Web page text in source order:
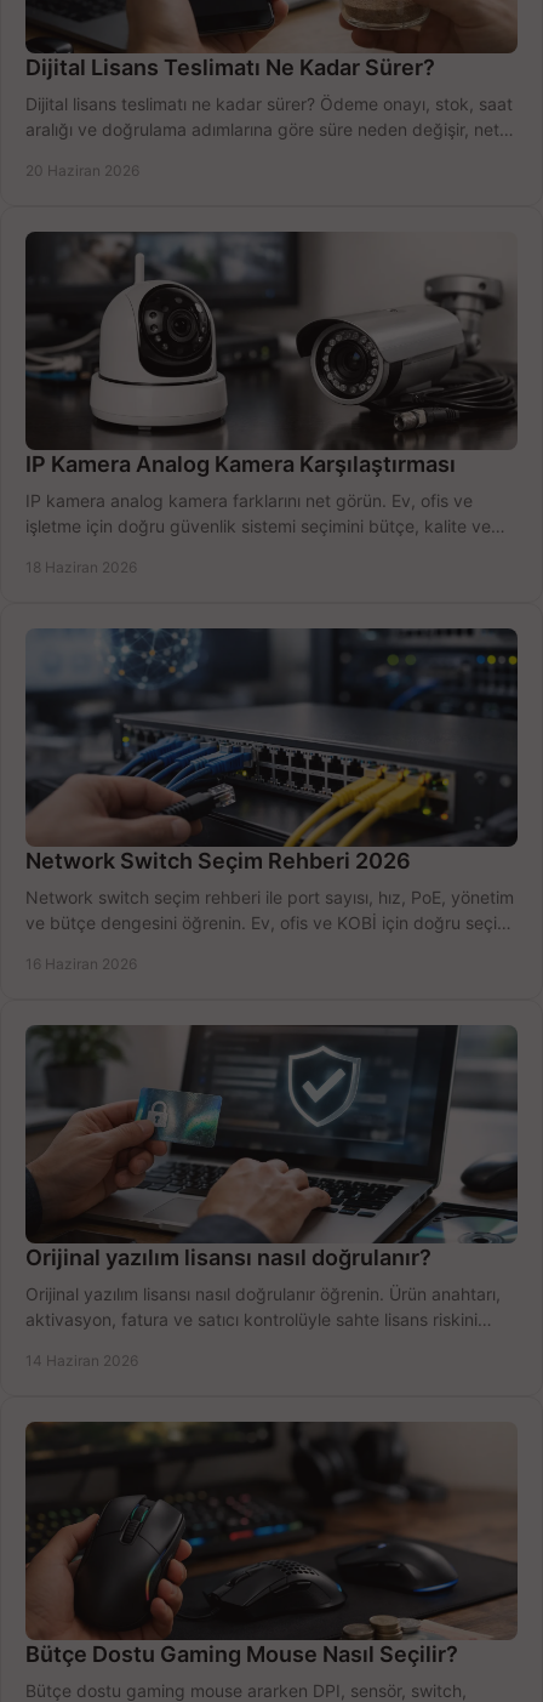
Dijital Lisans Teslimatı Ne Kadar Sürer?
Dijital lisans teslimatı ne kadar sürer? Ödeme onayı, stok, saat
aralığı ve doğrulama adımlarına göre süre neden değişir, net
20 Haziran 2026
IP Kamera Analog Kamera Karşılaştırması
IP kamera analog kamera farklarını net görün. Ev, ofis ve
işletme için doğru güvenlik sistemi seçimini bütçe, kalite ve
18 Haziran 2026
Network Switch Seçim Rehberi 2026
Network switch seçim rehberi ile port sayısı, hız, PoE, yönetim
ve bütçe dengesini öğrenin. Ev, ofis ve KOBİ için doğru seçimi
16 Haziran 2026
Orijinal yazılım lisansı nasıl doğrulanır?
Orijinal yazılım lisansı nasıl doğrulanır öğrenin. Ürün anahtarı,
aktivasyon, fatura ve satıcı kontrolüyle sahte lisans riskini
14 Haziran 2026
Bütçe Dostu Gaming Mouse Nasıl Seçilir?
Bütçe dostu gaming mouse ararken DPI, sensör, switch,